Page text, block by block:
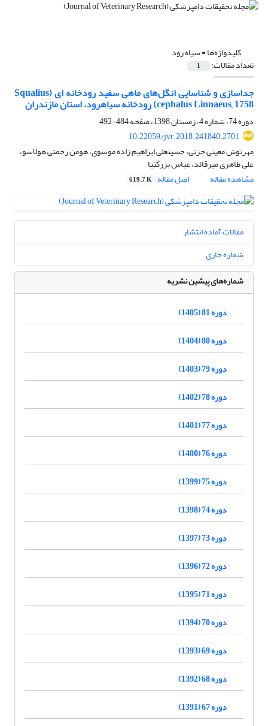
کلیدواژه‌ها =سیاه رود
تعداد مقالات: 1
جداسازی و شناسایی انگل‌های ماهی سفید رودخانه ای (Squalius
cephalus Linnaeus, 1758) رودخانه سیاهرود، استان مازندران
دوره 74، شماره 4، زمستان 1398، صفحه
484-492
10.22059/jvr.2018.241840.2701
مهرنوش معینی جزنی، حسینعلی ابراهیم زاده موسوی، هومن رحمتی هولاسو،
علی طاهری میرقائد، عباس بزرگنیا
مشاهده مقاله
اصل مقاله 619.7 K
مقالات آماده انتشار
شماره جاری
شماره‌های پیشین نشریه
دوره 81 (1405)
دوره 80 (1404)
دوره 79 (1403)
دوره 78 (1402)
دوره 77 (1401)
دوره 76 (1400)
دوره 75 (1399)
دوره 74 (1398)
دوره 73 (1397)
دوره 72 (1396)
دوره 71 (1395)
دوره 70 (1394)
دوره 69 (1393)
دوره 68 (1392)
دوره 67 (1391)